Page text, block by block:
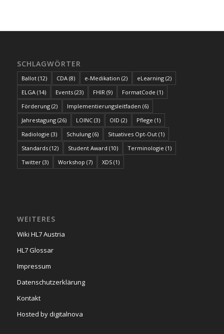
SCHLAGWÖRTER
Ballot(12) CDA(8) e-Medikation (2) eLearning(2)
ELGA(14) Events(23) FHIR(9) FormatCode (1)
Förderung(2) Implementierungsleitfaden (6)
Jahrestagung(26) LOINC(3) OID (2) Pflege (1)
Radiologie (3) Schulung(6) Situatives Opt-Out(1)
Standards(12) Student Award (10) Terminologie (1)
Twitter(3) Workshop (7) XDS(1)
WEITERES
Wiki HL7 Austria
HL7 Glossar
Impressum
Datenschutzerklärung
Kontakt
Hosted by digitalnova